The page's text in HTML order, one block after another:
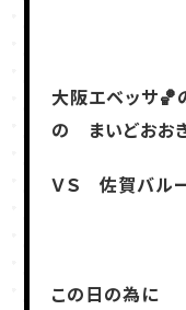
大阪エベッサ
の まいどおお
ＶＳ 佐賀バル
この日の為に